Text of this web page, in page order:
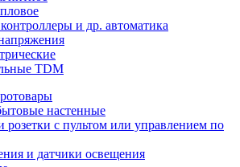
и др. автоматика
TDM
настенные
с пультом или управлением по
и датчики освещения